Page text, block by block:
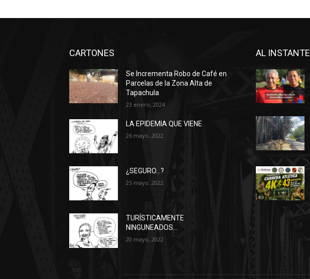
CARTONES
Se Incrementa Robo de Café en
Parcelas de la Zona Alta de
Tapachula
23 enero, 2024
LA EPIDEMIA QUE VIENE
26 mayo, 2022
¿SEGURO…?
25 mayo, 2022
TURÍSTICAMENTE
NINGUNEADOS…
20 mayo, 2022
AL INSTANTE